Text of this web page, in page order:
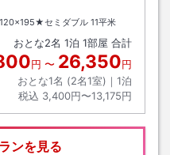
セミダブル 11平米
おとな2名 1泊 1部屋 合計
円 〜 26,350円
おとな1名 (2名1室)｜ 1泊
税込 3,400円〜13,175円
ンを見る